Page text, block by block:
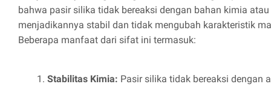
bahwa pasir silika tidak bereaksi dengan bahan kimia
menjadikannya stabil dan tidak mengubah karakteristik
Beberapa manfaat dari sifat ini termasuk:
Stabilitas Kimia: Pasir silika tidak bereaksi dengan